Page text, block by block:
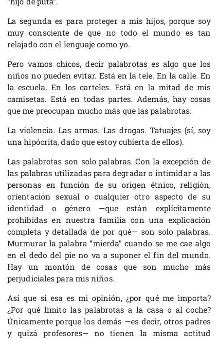
La segunda es para proteger a mis hijos, porque soy
muy consciente de que no todo el mundo es tan
relajado con el lenguaje como yo.
Pero vamos chicos, decir palabrotas es algo que los
niños no pueden evitar. Está en la tele. En la calle. En
la escuela. En los carteles. Está en la mitad de mis
camisetas. Está en todas partes. Además, hay cosas
que me preocupan mucho más que las palabrotas.
La violencia. Las armas. Las drogas. Tatuajes (sí, soy
una hipócrita, dado que estoy cubierta de ellos).
Las palabrotas son solo palabras. Con la excepción de
las palabras utilizadas para degradar o intimidar a las
personas en función de su origen étnico, religión,
orientación sexual o cualquier otro aspecto de su
identidad o género —que están explícitamente
prohibidas en nuestra familia con una explicación
completa y detallada de por qué— son solo palabras.
Murmurar la palabra “mierda” cuando se me cae algo
en el dedo del pie no va a suponer el fin del mundo.
Hay un montón de cosas que son mucho más
perjudiciales para mis niños.
Así que si esa es mi opinión, ¿por qué me importa?
¿Por qué limito las palabrotas a la casa o al coche?
Únicamente porque los demás —es decir, otros padres
y quizá profesores— no tienen la misma actitud